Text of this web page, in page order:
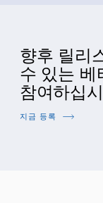
향후 릴리
수 있는 베
참여하십
지금 등록